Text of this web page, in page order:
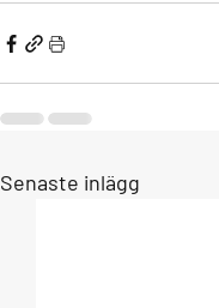
Senaste inlägg